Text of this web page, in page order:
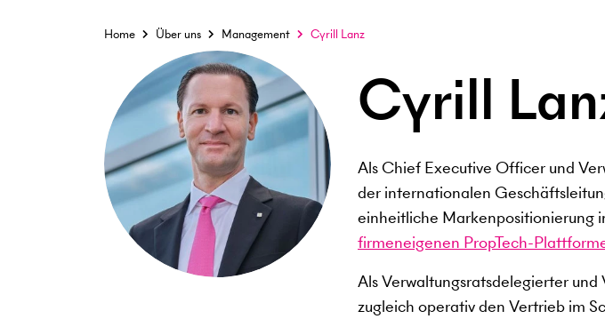
Home Über uns Management Cyrill Lanz
Cyrill
Als Chief Executive Officer und
der internationalen
einheitliche Markenpositionierung
firmeneigenen PropTech-
Als Verwaltungsratsdelegierter
zugleich operativ den Vertrieb im